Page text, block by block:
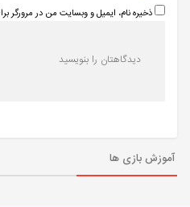
ذخیره نام، ایمیل و وبسایت من در مرورگر
آموزش بازی ها